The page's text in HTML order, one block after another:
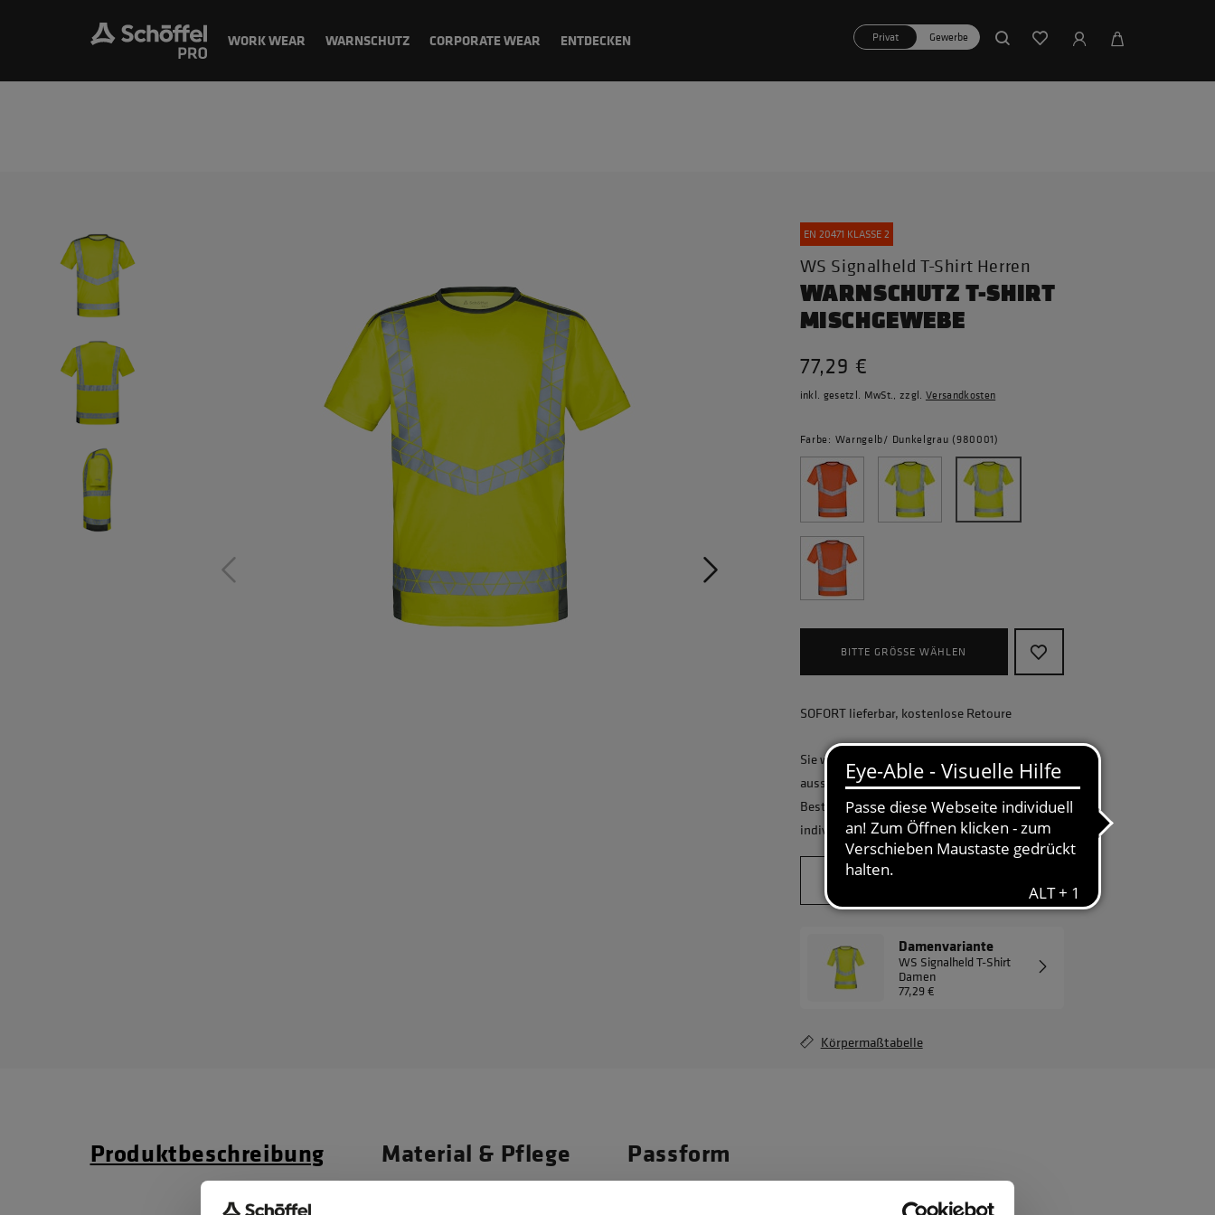
WORK WEAR WARNSCHUTZ CORPORATE WEAR ENTDECKEN Privat Gewerbe
EN 20471 KLASSE 2
WS Signalheld T-Shirt Herren
WARNSCHUTZ T-SHIRT
MISCHGEWEBE
77,29 €
inkl. gesetzl. MwSt., zzgl. Versandkosten
Farbe: Warngelb/ Dunkelgrau (980001)
BITTE GRÖSSE WÄHLEN
SOFORT lieferbar, kostenlose Retoure
Sie wollen Ihr Unternehmen ganzheitlich
ausstatten und benötigen eine größere
Bestellmenge? Gerne erstellen wir Ihnen ein
individuelles Angebot.
JETZT ANFRAGEN
Damenvariante
WS Signalheld T-Shirt
Damen
77,29 €
Körpermaßtabelle
Produktbeschreibung Material & Pflege Passform